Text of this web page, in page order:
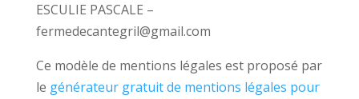
ESCULIE PASCALE –
fermedecantegril@gmail.com
Ce modèle de mentions légales est proposé par
le générateur gratuit de mentions légales pour